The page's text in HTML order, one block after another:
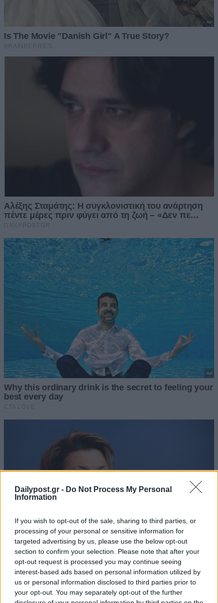
Dailypost.gr - Do Not Process My Personal
Information
If you wish to opt-out of the sale, sharing to third parties, or
processing of your personal or sensitive information for
targeted advertising by us, please use the below opt-out
section to confirm your selection. Please note that after your
opt-out request is processed you may continue seeing
interest-based ads based on personal information utilized by
us or personal information disclosed to third parties prior to
your opt-out. You may separately opt-out of the further